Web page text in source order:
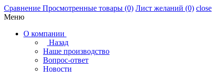
Сравнение Просмотренные товары (0) Лист желаний (0) close
Меню
О компании
Назад
Наше производство
Вопрос-ответ
Новости